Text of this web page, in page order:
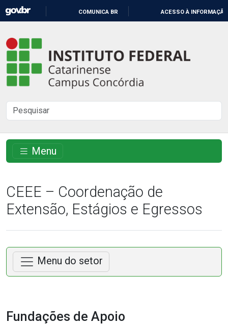
CONTEÚDO
COMUNICA BR ACESSO À INFORMAÇÃO
Instituto
Federal
Catarinense
-
Campus
Concórdia
Buscar
no
site
Menu
CEEE – Coordenação de
Extensão, Estágios e Egressos
Menu do setor
Fundações de Apoio